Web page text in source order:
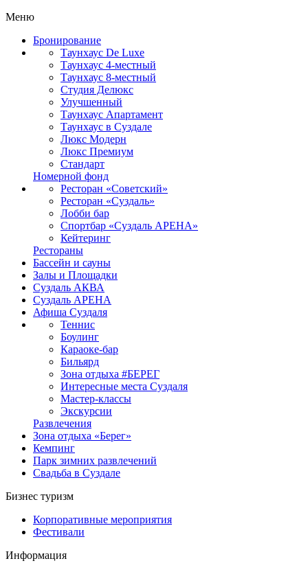
Меню
Бронирование
Таунхаус De Luxe
Таунхаус 4-местный
Таунхаус 8-местный
Студия Делюкс
Улучшенный
Таунхаус Апартамент
Таунхаус в Суздале
Люкс Модерн
Люкс Премиум
Стандарт
Номерной фонд
Ресторан «Советский»
Ресторан «Суздаль»
Лобби бар
Спортбар «Суздаль АРЕНА»
Кейтеринг
Рестораны
Бассейн и сауны
Залы и Площадки
Суздаль АКВА
Суздаль АРЕНА
Афиша Суздаля
Теннис
Боулинг
Караоке-бар
Бильярд
Зона отдыха #БЕРЕГ
Интересные места Суздаля
Мастер-классы
Экскурсии
Развлечения
Зона отдыха «Берег»
Кемпинг
Парк зимних развлечений
Свадьба в Суздале
Бизнес туризм
Корпоративные мероприятия
Фестивали
Информация